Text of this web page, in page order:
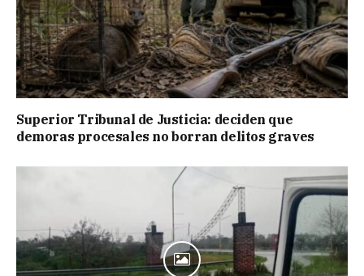
Superior Tribunal de Justicia: deciden que
demoras procesales no borran delitos graves